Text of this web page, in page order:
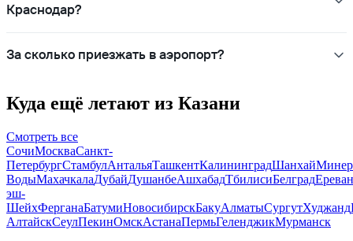
Краснодар?
За сколько приезжать в аэропорт?
Куда ещё летают из Казани
Смотреть все
СочиМоскваСанкт-
ПетербургСтамбулАнтальяТашкентКалининградШанхай
ВодыМахачкалаДубайДушанбеАшхабадТбилисиБелградЕреван
эш-
ШейхФерганаБатумиНовосибирскБакуАлматыСургутХуджанд
АлтайскСеулПекинОмскАстанаПермьГеленджикМурманск